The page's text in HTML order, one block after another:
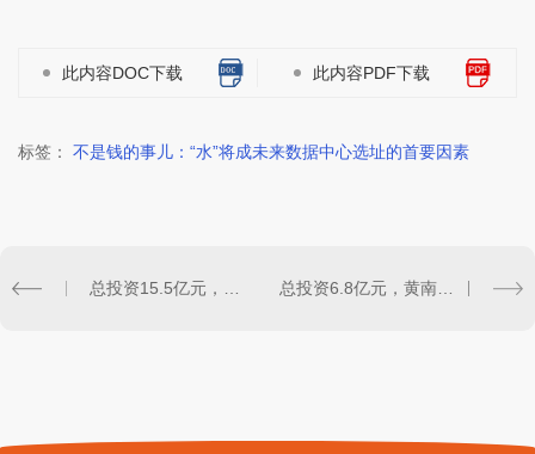
此内容DOC下载 此内容PDF下载
标签： 不是钱的事儿：“水”将成未来数据中心选址的首要因素